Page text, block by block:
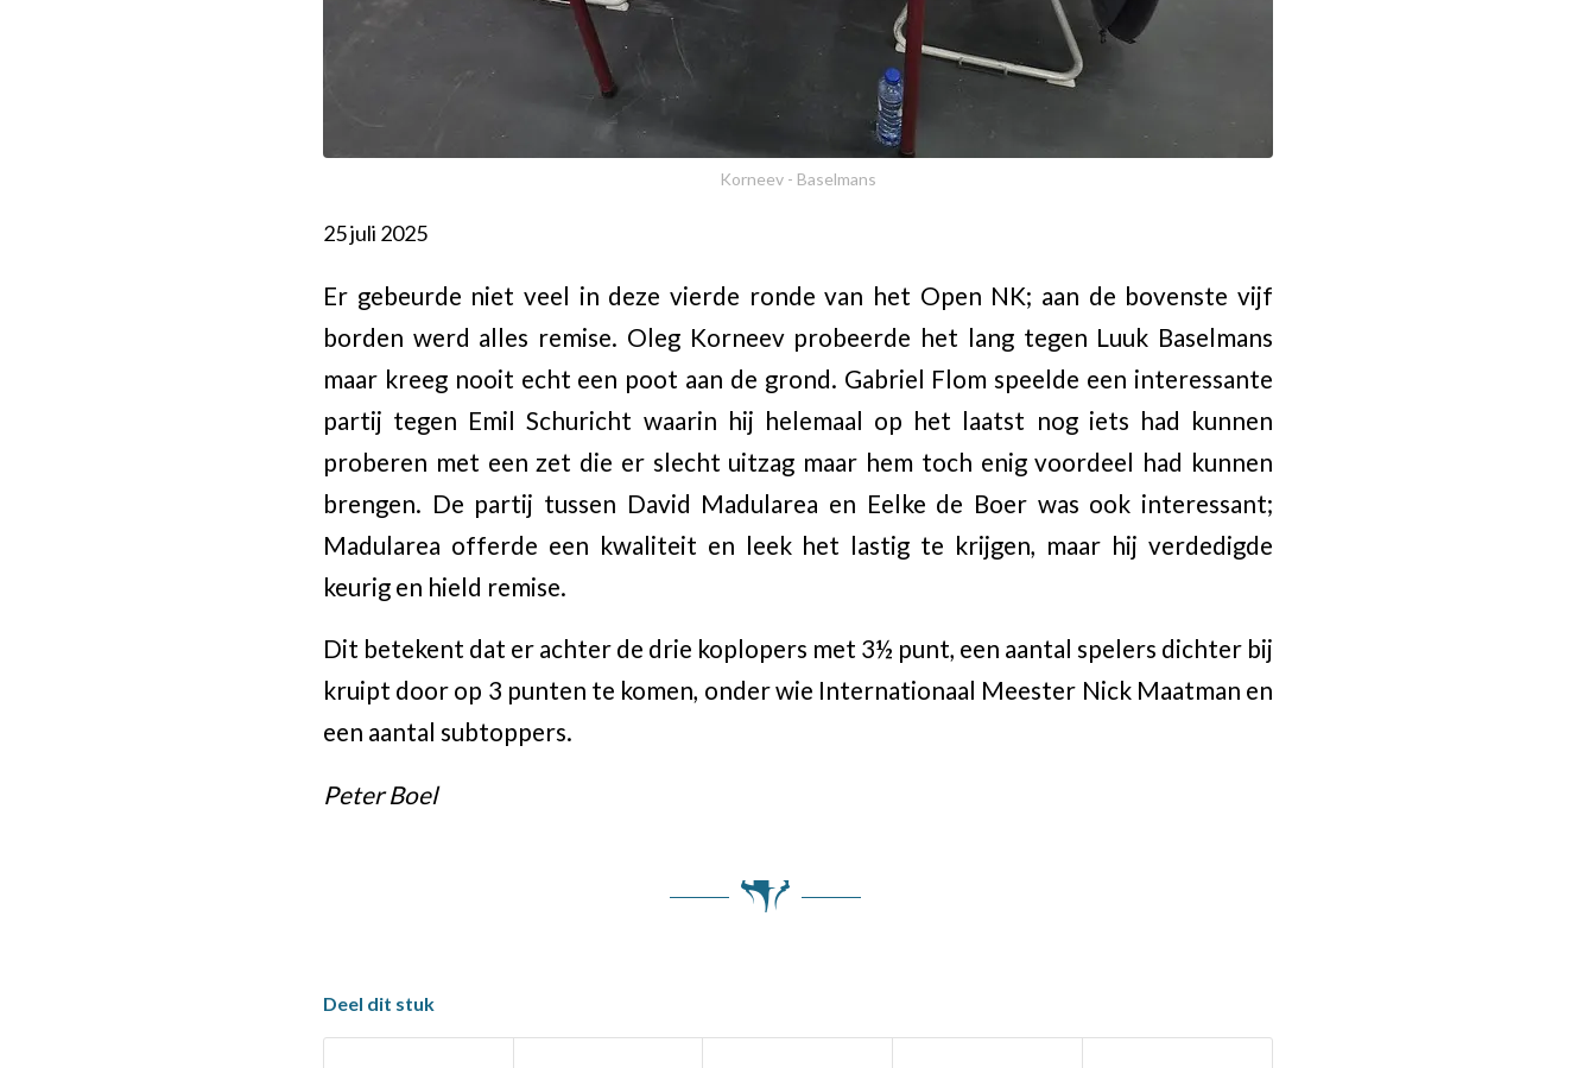
Korneev - Baselmans
25 juli 2025
Er gebeurde niet veel in deze vierde ronde van het Open NK; aan de bovenste vijf
borden werd alles remise. Oleg Korneev probeerde het lang tegen Luuk Baselmans
maar kreeg nooit echt een poot aan de grond. Gabriel Flom speelde een interessante
partij tegen Emil Schuricht waarin hij helemaal op het laatst nog iets had kunnen
proberen met een zet die er slecht uitzag maar hem toch enig voordeel had kunnen
brengen. De partij tussen David Madularea en Eelke de Boer was ook interessant;
Madularea offerde een kwaliteit en leek het lastig te krijgen, maar hij verdedigde
keurig en hield remise.
Dit betekent dat er achter de drie koplopers met 3½ punt, een aantal spelers dichter bij
kruipt door op 3 punten te komen, onder wie Internationaal Meester Nick Maatman en
een aantal subtoppers.
Peter Boel
Deel dit stuk